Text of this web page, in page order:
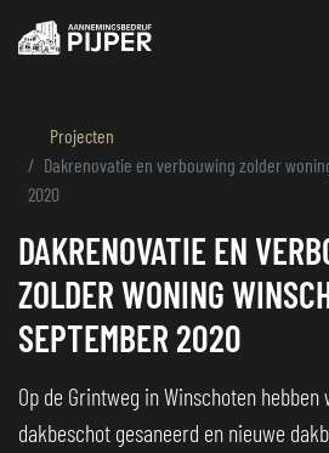
Projecten
Dakrenovatie en verbouwing zolder
2020
DAKRENOVATIE EN
ZOLDER WONING
SEPTEMBER 2020
Op de Grintweg in Winschoten hebben
dakbeschot gesaneerd en nieuwe